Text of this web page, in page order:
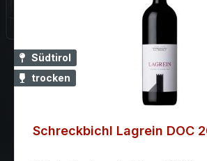
Südtirol
trocken
Schreckbichl Lagrein DOC